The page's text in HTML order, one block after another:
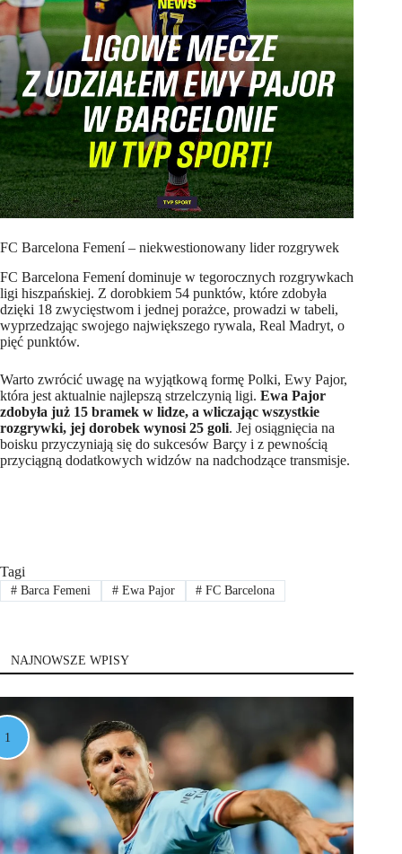
FC Barcelona Femení – niekwestionowany lider rozgrywek
FC Barcelona Femení dominuje w tegorocznych rozgrywkach
ligi hiszpańskiej. Z dorobkiem 54 punktów, które zdobyła
dzięki 18 zwycięstwom i jednej porażce, prowadzi w tabeli,
wyprzedzając swojego największego rywala, Real Madryt, o
pięć punktów.
Warto zwrócić uwagę na wyjątkową formę Polki, Ewy Pajor,
która jest aktualnie najlepszą strzelczynią ligi. Ewa Pajor
zdobyła już 15 bramek w lidze, a wliczając wszystkie
rozgrywki, jej dorobek wynosi 25 goli. Jej osiągnięcia na
boisku przyczyniają się do sukcesów Barçy i z pewnością
przyciągną dodatkowych widzów na nadchodzące transmisje.
Tagi
#Barca Femeni #Ewa Pajor # FC Barcelona
NAJNOWSZE WPISY